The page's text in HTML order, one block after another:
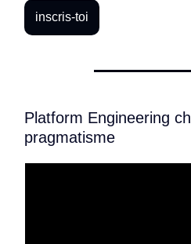
inscris-toi
Platform Engineering
pragmatisme